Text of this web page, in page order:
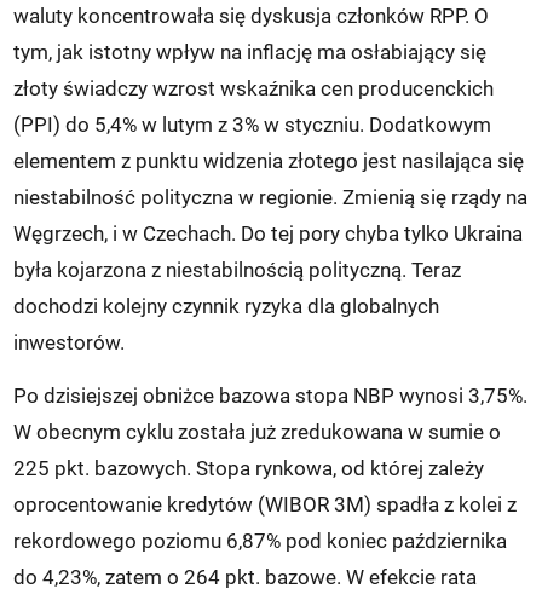
waluty koncentrowała się dyskusja członków RPP. O
tym, jak istotny wpływ na inflację ma osłabiający się
złoty świadczy wzrost wskaźnika cen producenckich
(PPI) do 5,4% w lutym z 3% w styczniu. Dodatkowym
elementem z punktu widzenia złotego jest nasilająca się
niestabilność polityczna w regionie. Zmienią się rządy na
Węgrzech, i w Czechach. Do tej pory chyba tylko Ukraina
była kojarzona z niestabilnością polityczną. Teraz
dochodzi kolejny czynnik ryzyka dla globalnych
inwestorów.
Po dzisiejszej obniżce bazowa stopa NBP wynosi 3,75%.
W obecnym cyklu została już zredukowana w sumie o
225 pkt. bazowych. Stopa rynkowa, od której zależy
oprocentowanie kredytów (WIBOR 3M) spadła z kolei z
rekordowego poziomu 6,87% pod koniec października
do 4,23%, zatem o 264 pkt. bazowe. W efekcie rata